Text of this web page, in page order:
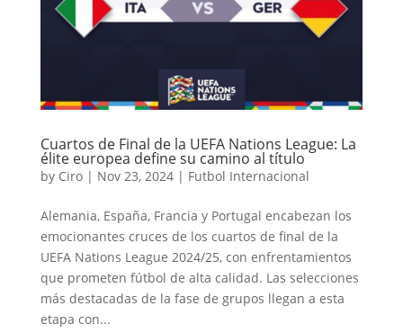
Cuartos de Final de la UEFA Nations League: La
élite europea define su camino al título
by Ciro| Nov 23, 2024| Futbol Internacional
Alemania, España, Francia y Portugal encabezan los
emocionantes cruces de los cuartos de final de la
UEFA Nations League 2024/25, con enfrentamientos
que prometen fútbol de alta calidad. Las selecciones
más destacadas de la fase de grupos llegan a esta
etapa con...